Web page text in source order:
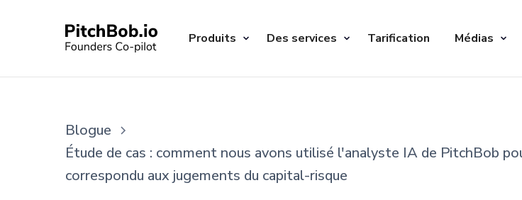
Produits Des services Tarification Médias
Blogue
Étude de cas : comment nous avons utilisé l'analyste IA de PitchBob
correspondu aux jugements du capital-risque